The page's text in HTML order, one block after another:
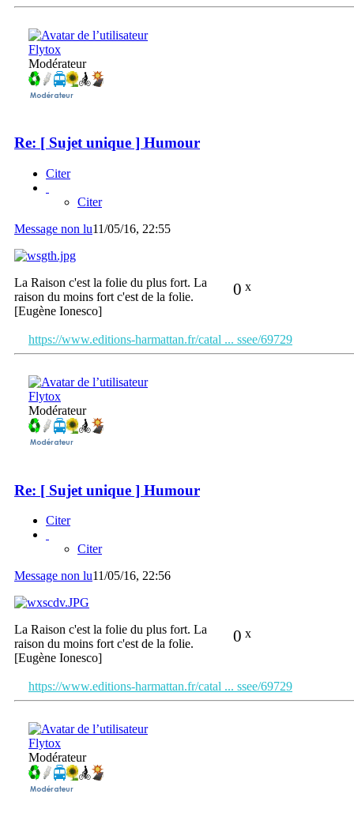
Flytox
Modérateur
Re: [ Sujet unique ] Humour
Citer
Citer
Message non lu11/05/16, 22:55
0 x
La Raison c'est la folie du plus fort. La
raison du moins fort c'est de la folie.
[Eugène Ionesco]
https://www.editions-harmattan.fr/catal ... ssee/69729
Flytox
Modérateur
Re: [ Sujet unique ] Humour
Citer
Citer
Message non lu11/05/16, 22:56
0 x
La Raison c'est la folie du plus fort. La
raison du moins fort c'est de la folie.
[Eugène Ionesco]
https://www.editions-harmattan.fr/catal ... ssee/69729
Flytox
Modérateur